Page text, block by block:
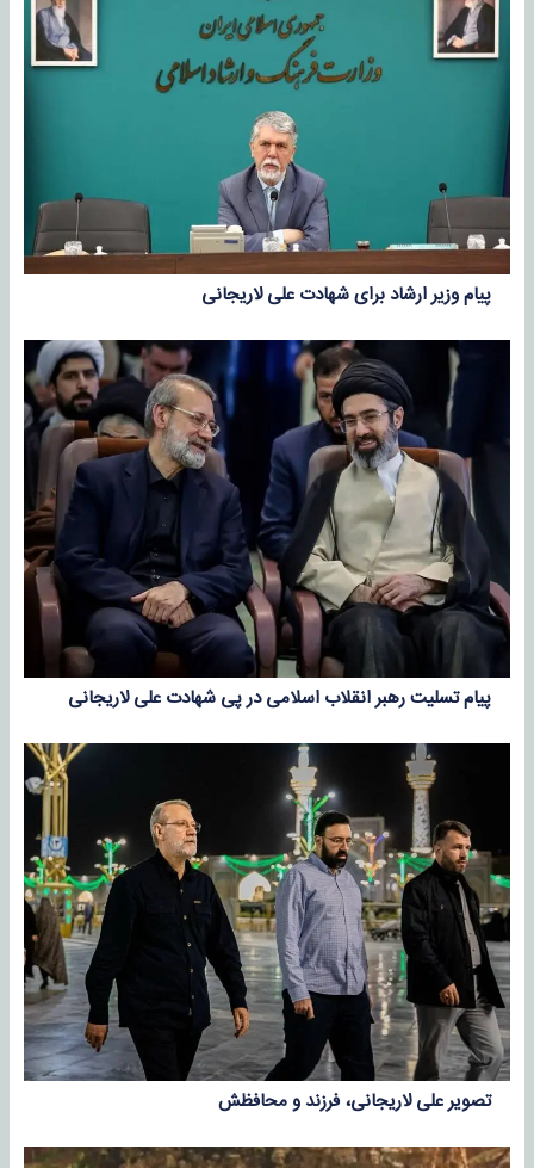
پیام وزیر ارشاد برای شهادت علی لاریجانی
پیام تسلیت رهبر انقلاب اسلامی در پی شهادت علی لاریجانی
تصویر علی لاریجانی، فرزند و محافظش